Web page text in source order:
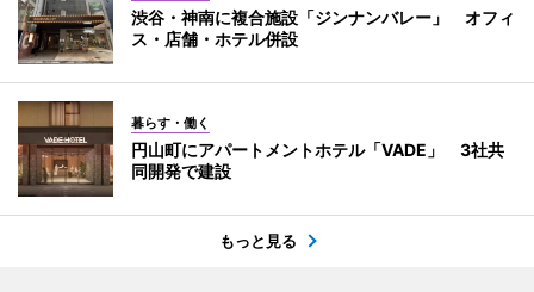
渋谷・神南に複合施設「ジンナンバレー」 オフィ
ス・店舗・ホテル併設
暮らす・働く
円山町にアパートメントホテル「VADE」 3社共
同開発で建設
もっと見る